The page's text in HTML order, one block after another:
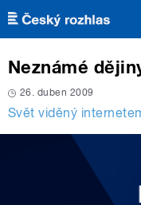
Přejít k hlavnímu obsahu
Neznámé
26. duben 2009
Svět viděný